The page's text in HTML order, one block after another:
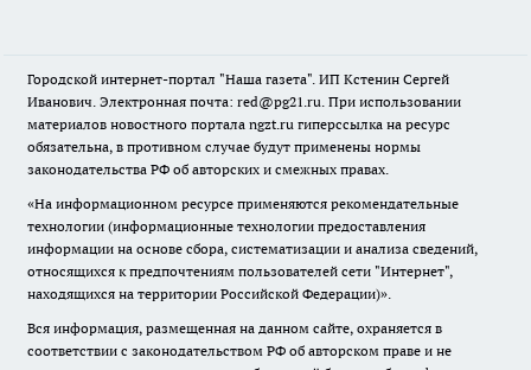
Городской интернет-портал "Наша газета". ИП Кстенин Сергей
Иванович. Электронная почта: red@pg21.ru. При использовании
материалов новостного портала ngzt.ru гиперссылка на ресурс
обязательна, в противном случае будут применены нормы
законодательства РФ об авторских и смежных правах.
«На информационном ресурсе применяются рекомендательные
технологии (информационные технологии предоставления
информации на основе сбора, систематизации и анализа сведений,
относящихся к предпочтениям пользователей сети "Интернет",
находящихся на территории Российской Федерации)».
Вся информация, размещенная на данном сайте, охраняется в
соответствии с законодательством РФ об авторском праве и не